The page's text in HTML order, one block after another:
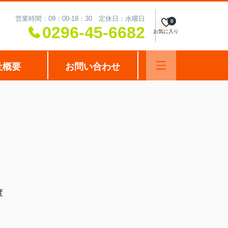
営業時間：09：00-18：30 定休日：水曜日
0296-45-6682 お気に入り
0
概要 お問い合わせ